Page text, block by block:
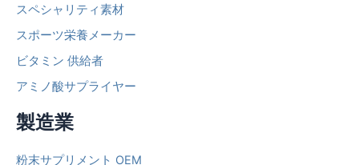
スペシャリティ素材
スポーツ栄養メーカー
ビタミン 供給者
アミノ酸サプライヤー
製造業
粉末サプリメント OEM